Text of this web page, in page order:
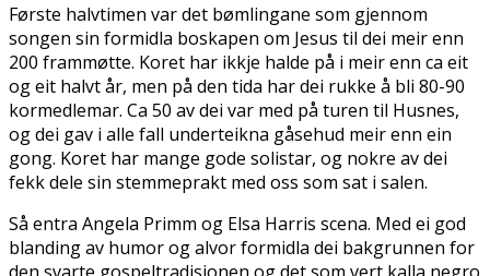
Første halvtimen var det bømlingane som gjennom
songen sin formidla boskapen om Jesus til dei meir enn
200 frammøtte. Koret har ikkje halde på i meir enn ca eit
og eit halvt år, men på den tida har dei rukke å bli 80-90
kormedlemar. Ca 50 av dei var med på turen til Husnes,
og dei gav i alle fall underteikna gåsehud meir enn ein
gong. Koret har mange gode solistar, og nokre av dei
fekk dele sin stemmeprakt med oss som sat i salen.
Så entra Angela Primm og Elsa Harris scena. Med ei god
blanding av humor og alvor formidla dei bakgrunnen for